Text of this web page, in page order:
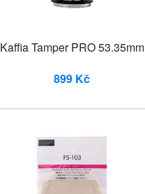
Kaffia Tamper PRO 53.35mm
899 Kč